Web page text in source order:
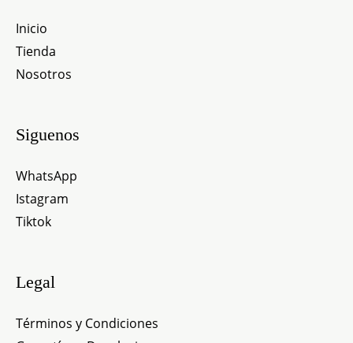
Inicio
Tienda
Nosotros
Siguenos
WhatsApp
Istagram
Tiktok
Legal
Términos y Condiciones